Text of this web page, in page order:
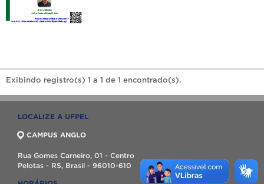
Exibindo registro(s) 1 a 1 de 1 encontrado(s).
LOCALIZE A UFPEL
CAMPUS ANGLO
Rua Gomes Carneiro, 01 - Centro
Pelotas - RS, Brasil - 96010-610